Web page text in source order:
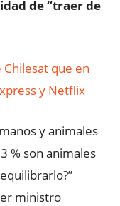
de “traer de
Chilesat que en
y Netflix
y animales
% son animales
ministro